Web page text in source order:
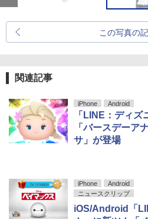
この写真の
関連記事
iPhone Android
「LINE：ディズ
「バースデーア
サ」が登場
iPhone
Android
ニュースクリップ
iOS/Android「